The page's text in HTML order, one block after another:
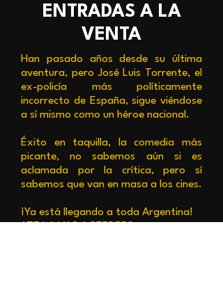
ENTRADAS A LA
VENTA
Han pasado años desde su última
aventura, pero José Luis Torrente, el
ex-policía más políticamente
incorrecto de España, sigue viéndose
a sí mismo como un héroe nacional.
Éxito en taquilla, la comedia más
picante, no sabemos aún si es
aclamada por la crítica, pero sí
sabemos que van en masa a los cines.
¡Ya está llegando a toda Argentina!